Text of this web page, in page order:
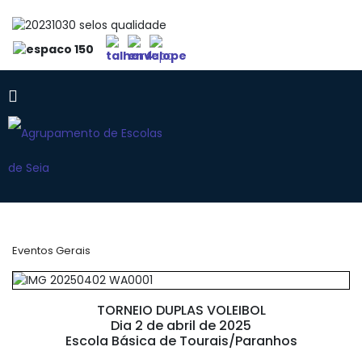
Eventos Gerais
TORNEIO DUPLAS VOLEIBOL
Dia 2 de abril de 2025
Escola Básica de Tourais/Paranhos